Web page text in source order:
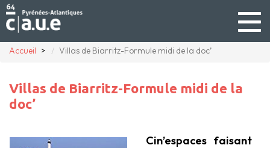
Accueil
Villas de Biarritz-Formule midi de la doc’
Villas de Biarritz-Formule midi de la
doc’
Cin’espaces faisant